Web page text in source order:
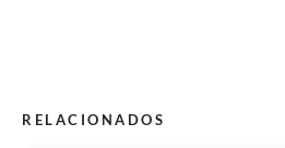
RELACIONADOS